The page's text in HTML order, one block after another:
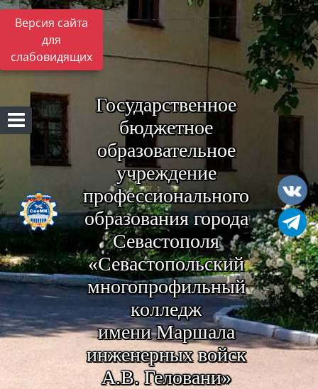
Версия сайта
для
слабовидящих
Государственное
бюджетное
образовательное
учреждение
профессионального
образования города
Севастополя
«Севастопольский
многопрофильный
колледж
имени Маршала
инженерных войск
А.В. Геловани»